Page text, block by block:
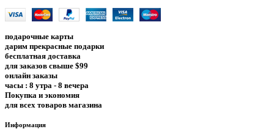
подарочные карты
дарим прекрасные подарки
бесплатная доставка
для заказов свыше $99
онлайн заказы
часы : 8 утра - 8 вечера
Покупка и экономия
для всех товаров магазина
Информация